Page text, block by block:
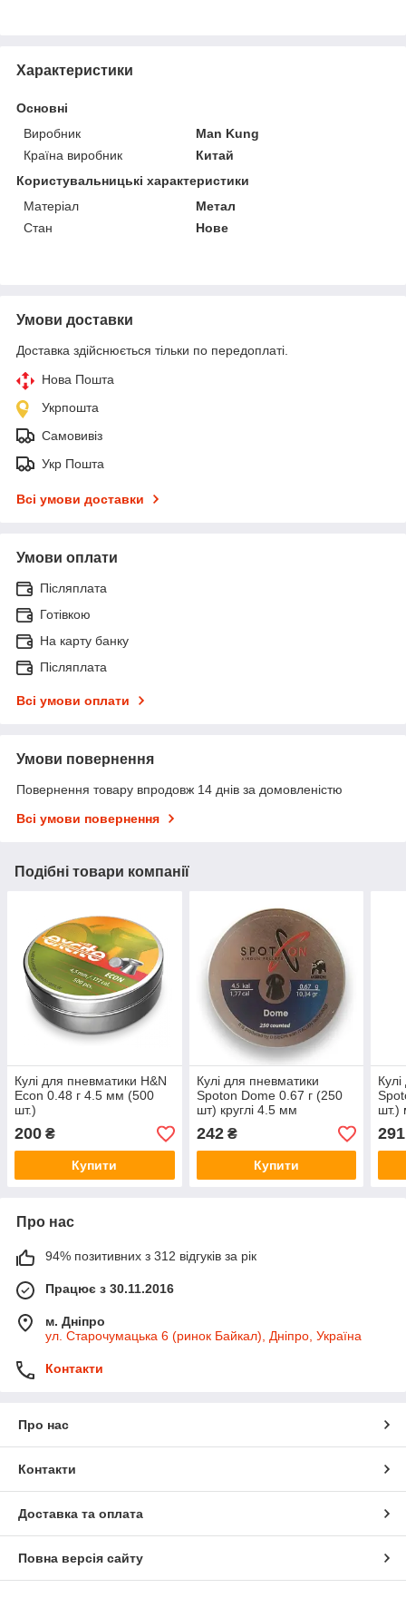
Характеристики
Основні
Виробник
Man Kung
Країна виробник
Китай
Користувальницькі характеристики
Матеріал
Метал
Стан
Нове
Умови доставки
Доставка здійснюється тільки по передоплаті.
Нова Пошта
Укрпошта
Самовивіз
Укр Пошта
Всі умови доставки
Умови оплати
Післяплата
Готівкою
На карту банку
Післяплата
Всі умови оплати
Умови повернення
Повернення товару впродовж 14 днів за домовленістю
Всі умови повернення
Подібні товари компанії
Кулі для пневматики H&N
Econ 0.48 г 4.5 мм (500
шт.)
200 ₴
Купити
Кулі для пневматики
Spoton Dome 0.67 г (250
шт) круглі 4.5 мм
242₴
Купити
шт.)
291
Про нас
94% позитивних з 312 відгуків за рік
Працює з 30.11.2016
м. Дніпро
ул. Старочумацька 6 (ринок Байкал), Дніпро, Україна
Контакти
Про нас
Контакти
Доставка та оплата
Повна версія сайту